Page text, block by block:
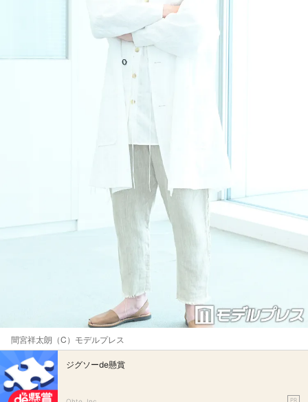
間宮祥太朗（C）モデルプレス
ジグソーde懸賞
PR